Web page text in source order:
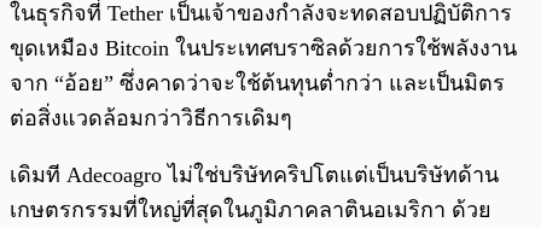
ในธุรกิจที่ Tether เป็นเจ้าของกำลังจะทดสอบปฏิบัติการ
ขุดเหมือง Bitcoin ในประเทศบราซิลด้วยการใช้พลังงาน
จาก “อ้อย” ซึ่งคาดว่าจะใช้ต้นทุนต่ำกว่า และเป็นมิตร
ต่อสิ่งแวดล้อมกว่าวิธีการเดิมๆ
เดิมที Adecoagro ไม่ใช่บริษัทคริปโตแต่เป็นบริษัทด้าน
เกษตรกรรมที่ใหญ่ที่สุดในภูมิภาคลาตินอเมริกา ด้วย